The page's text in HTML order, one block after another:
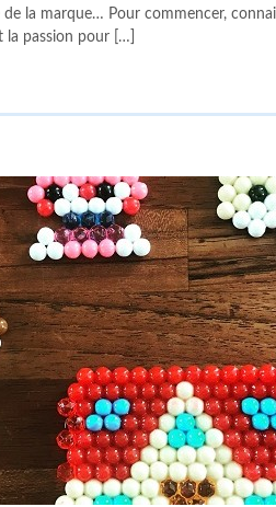
la marque… Pour commencer,
la passion pour […]